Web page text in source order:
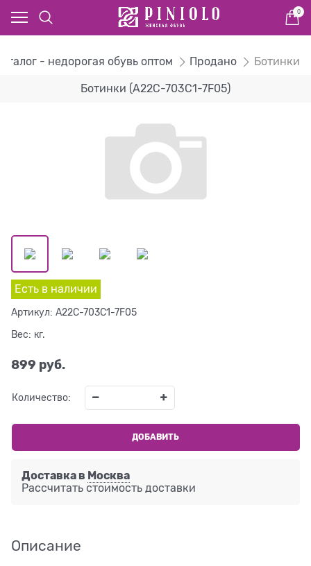
0
- недорогая обувь оптом Продано Ботинки
Ботинки (A22C-703C1-7F05)
Есть в наличии
Артикул: A22C-703C1-7F05
Вес: кг.
899 руб.
Количество:
ДОБАВИТЬ
Доставка в Москва
Рассчитать стоимость доставки
Описание